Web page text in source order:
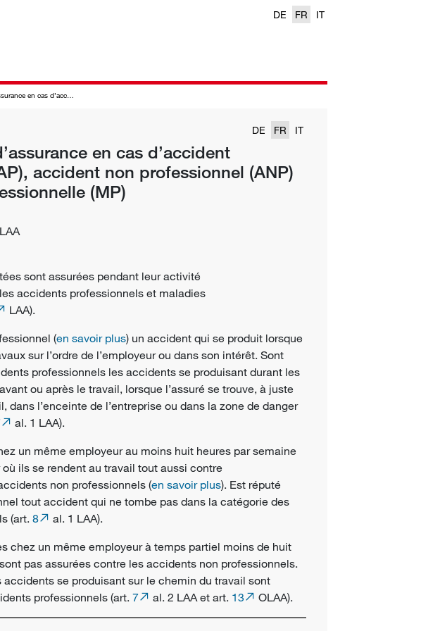
DE FR IT
(AP), accident non professionnel (ANP) et maladie professionnelle (MP)
DE FR IT
en cas d’accident
accident non professionnel (ANP)
(MP)
LAA
sont assurées pendant leuractivité
accidents professionnels et maladies
LAA).
(en savoir plus) un accident qui se produit lorsque
sur l’ordre de l’employeur ou dans son intérêt. Sont
professionnels les accidents se produisant durant les
ou après le travail, lorsque l’assuré se trouve, à juste
dans l’enceinte de l’entreprise ou dans la zone de danger
al. 1 LAA).
un même employeurau moins huit heures par semaine
ils se rendent au travail tout aussi contre
non professionnels (en savoir plus). Est réputé
tout accident qui ne tombe pas dans la catégorie des
(art. 8
al. 1 LAA).
chez un même employeur à temps partiel moins de huit
pas assurées contre les accidents non professionnels.
accidents se produisant sur le chemin du travail sont
professionnels (art. 7 al. 2 LAA et art. 13 OLAA).